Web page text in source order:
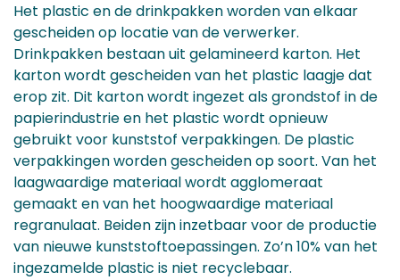
Het plastic en de drinkpakken worden van elkaar
gescheiden op locatie van de verwerker.
Drinkpakken bestaan uit gelamineerd karton. Het
karton wordt gescheiden van het plastic laagje dat
erop zit. Dit karton wordt ingezet als grondstof in de
papierindustrie en het plastic wordt opnieuw
gebruikt voor kunststof verpakkingen. De plastic
verpakkingen worden gescheiden op soort. Van het
laagwaardige materiaal wordt agglomeraat
gemaakt en van het hoogwaardige materiaal
regranulaat. Beiden zijn inzetbaar voor de productie
van nieuwe kunststoftoepassingen. Zo’n 10% van het
ingezamelde plastic is niet recyclebaar.